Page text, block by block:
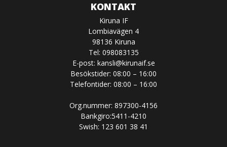
KONTAKT
Kiruna IF
Lombiavägen 4
98136 Kiruna
Tel: 098083135
E-post: kansli@kirunaif.se
Besökstider: 08:00 – 16:00
Telefontider: 08:00 – 16:00
Org.nummer: 897300-4156
Bankgiro:5411-4210
Swish: 123 601 38 41